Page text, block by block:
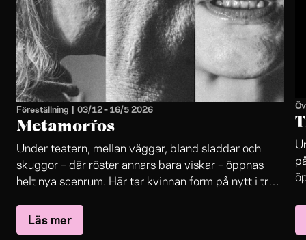
Föreställning | 03/12–16/5 2026
Metamorfos
Under teatern, mellan väggar, bland sladdar och
skuggor – där röster annars bara viskar – öppnas
helt nya scenrum. Här tar kvinnan form på nytt i tre
rätt sätt. Men på fel plats.
Läs mer